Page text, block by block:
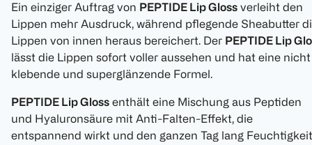
Ein einziger Auftrag von PEPTIDE Lip Gloss verleiht den
Lippen mehr Ausdruck, während pflegende Sheabutter
Lippen von innen heraus bereichert. Der PEPTIDE Lip
lässt die Lippen sofort voller aussehen und hat eine nicht
klebende und superglänzende Formel.
PEPTIDE Lip Gloss enthält eine Mischung aus Peptiden
und Hyaluronsäure mit Anti-Falten-Effekt, die
entspannend wirkt und den ganzen Tag lang Feuchtigkeit